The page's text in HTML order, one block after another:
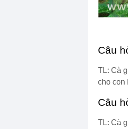
Câu
TL: Cà
cho con
Câu
TL: Cà